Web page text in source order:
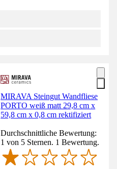
MIRAVA Steingut Wandfliese
PORTO weiß matt 29,8 cm x
59,8 cm x 0,8 cm rektifiziert
Durchschnittliche Bewertung:
1 von 5 Sternen. 1 Bewertung.